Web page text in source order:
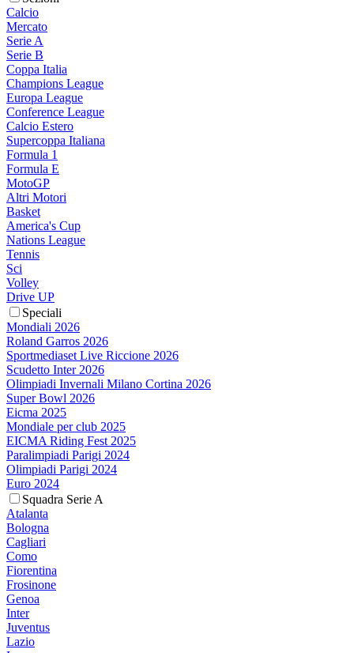
Calcio
Mercato
Serie A
Serie B
Coppa Italia
Champions League
Europa League
Conference League
Calcio Estero
Supercoppa Italiana
Formula 1
Formula E
MotoGP
Altri Motori
Basket
America's Cup
Nations League
Tennis
Sci
Volley
Drive UP
Speciali
Mondiali 2026
Roland Garros 2026
Sportmediaset Live Riccione 2026
Scudetto Inter 2026
Olimpiadi Invernali Milano Cortina 2026
Super Bowl 2026
Eicma 2025
Mondiale per club 2025
EICMA Riding Fest 2025
Paralimpiadi Parigi 2024
Olimpiadi Parigi 2024
Euro 2024
Squadra Serie A
Atalanta
Bologna
Cagliari
Como
Fiorentina
Frosinone
Genoa
Inter
Juventus
Lazio